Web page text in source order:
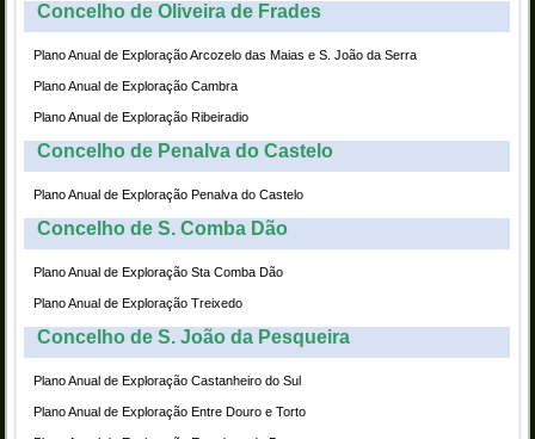
Concelho de Oliveira de Frades
Plano Anual de Exploração Arcozelo das Maias e S. João da Serra
Plano Anual de Exploração Cambra
Plano Anual de Exploração Ribeiradio
Concelho de Penalva do Castelo
Plano Anual de Exploração Penalva do Castelo
Concelho de S. Comba Dão
Plano Anual de Exploração Sta Comba Dão
Plano Anual de Exploração Treixedo
Concelho de S. João da Pesqueira
Plano Anual de Exploração Castanheiro do Sul
Plano Anual de Exploração Entre Douro e Torto